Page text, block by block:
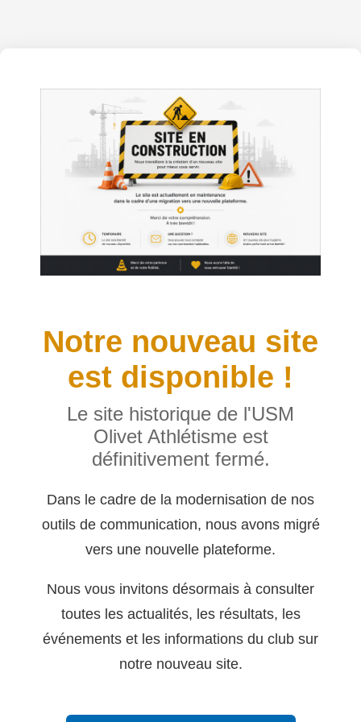
Notre nouveau site
est disponible !
Le site historique de l'USM
Olivet Athlétisme est
définitivement fermé.
Dans le cadre de la modernisation de nos
outils de communication, nous avons migré
vers une nouvelle plateforme.
Nous vous invitons désormais à consulter
toutes les actualités, les résultats, les
événements et les informations du club sur
notre nouveau site.